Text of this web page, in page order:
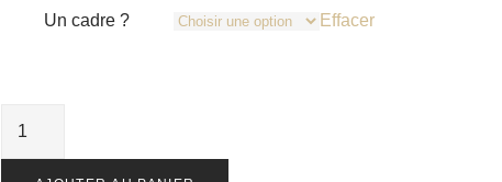
Un cadre ? Effacer